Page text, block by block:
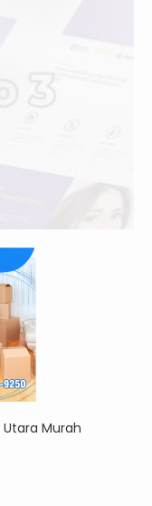
Murah